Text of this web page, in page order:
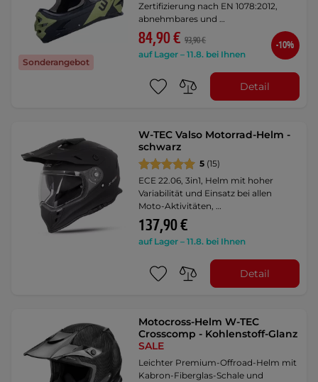
Sonderangebot
Zertifizierung nach EN 1078:2012,
abnehmbares und …
84,90 € 93,90 €
auf Lager – 11.8. bei Ihnen
-10%
Detail
W-TEC Valso Motorrad-Helm -
schwarz
5 (15)
ECE 22.06, 3in1, Helm mit hoher
Variabilität und Einsatz bei allen
Moto-Aktivitäten, …
137,90 €
auf Lager – 11.8. bei Ihnen
Detail
Motocross-Helm W-TEC
Crosscomp - Kohlenstoff-Glanz
SALE
Leichter Premium-Offroad-Helm mit
Kabron-Fiberglas-Schale und